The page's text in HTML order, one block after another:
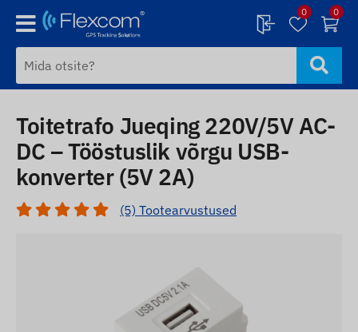
0 0
Toitetrafo Jueqing 220V/5V AC-
DC – Tööstuslik võrgu USB-
konverter (5V 2A)
(5) Tootearvustused